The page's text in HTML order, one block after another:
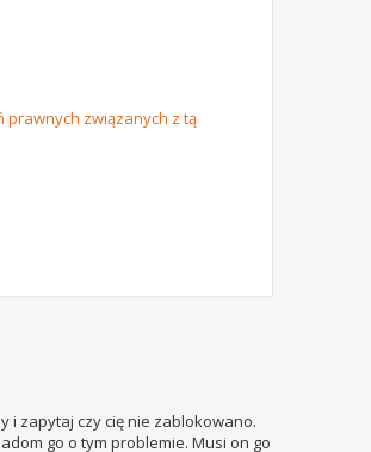
prawnych związanych z tą
i zapytaj czy cię nie zablokowano.
go o tym problemie. Musi on go